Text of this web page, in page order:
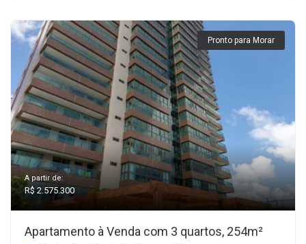
Pronto para Morar
A partir de:
R$ 2.575.300
Apartamento à Venda com 3 quartos, 254m²